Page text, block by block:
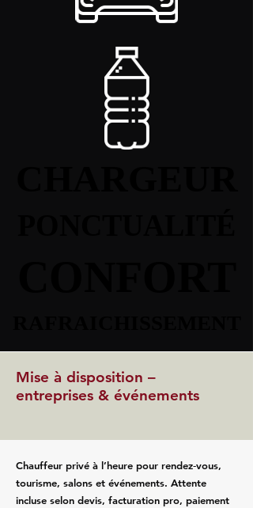
Mise à disposition –
entreprises & événements
Chauffeur privé à l’heure pour rendez‑vous,
tourisme, salons et événements. Attente
incluse selon devis, facturation pro, paiement